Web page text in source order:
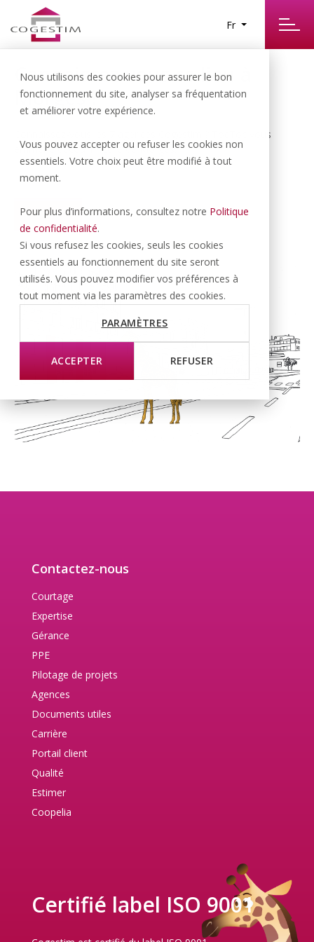
Nous utilisons des cookies pour assurer le bon
fonctionnement du site, analyser sa fréquentation
et améliorer votre expérience.
Vous pouvez accepter ou refuser les cookies non
essentiels. Votre choix peut être modifié à tout
moment.
Pour plus d’informations, consultez notre Politique
de confidentialité.
Si vous refusez les cookies, seuls les cookies
essentiels au fonctionnement du site seront
utilisés. Vous pouvez modifier vos préférences à
tout moment via les paramètres des cookies.
PARAMÈTRES
ACCEPTER REFUSER
Fr
Connaissez-vous ce lieu à
Morges ?
Connaissez-vous les 7 agences Cogestim ? TocToc vous
emmène découvrir celle de Morges.
VOIR
Contactez-nous
Courtage
Expertise
Gérance
PPE
Pilotage de projets
Agences
Documents utiles
Carrière
Portail client
Qualité
Estimer
Coopelia
Certifié label ISO 9001